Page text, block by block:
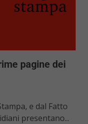
pagine dei
e dal Fatto
presentano...